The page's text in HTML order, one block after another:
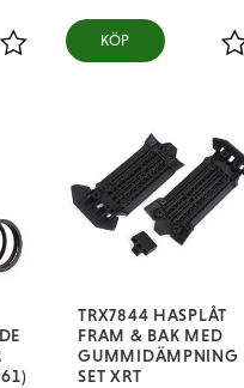
Lägg till i favoriter
KÖP
TRX7844 HASPLÅT
FRAM & BAK MED
GUMMIDÄMPNING
SET XRT